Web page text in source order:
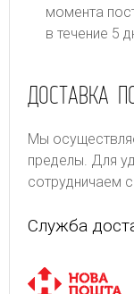
момента
в течение 5
ДОСТАВКА
Мы
пределы. Для
сотрудничаем
Служба